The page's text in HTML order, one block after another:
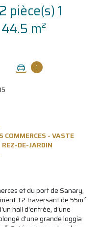
chambre(s) 44.5 m²
1
COMMERCES - VASTE
DE-JARDIN
et du port de Sanary,
T2 traversant de 55m²
hall d'entrée, d'une
d'une grande loggia